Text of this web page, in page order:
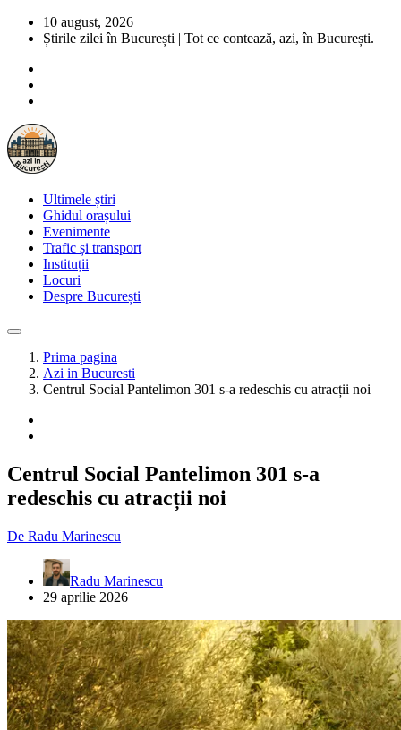
10 august, 2026
Știrile zilei în București | Tot ce contează, azi, în București.
Ultimele știri
Ghidul orașului
Evenimente
Trafic și transport
Instituții
Locuri
Despre București
Prima pagina
Azi in Bucuresti
Centrul Social Pantelimon 301 s-a redeschis cu atracții noi
Centrul Social Pantelimon 301 s-a
redeschis cu atracții noi
De Radu Marinescu
Radu Marinescu
29 aprilie 2026